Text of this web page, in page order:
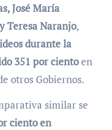
José María
Teresa Naranjo,
durante la
351 por cientoen
otros Gobiernos.
similar se
ciento en